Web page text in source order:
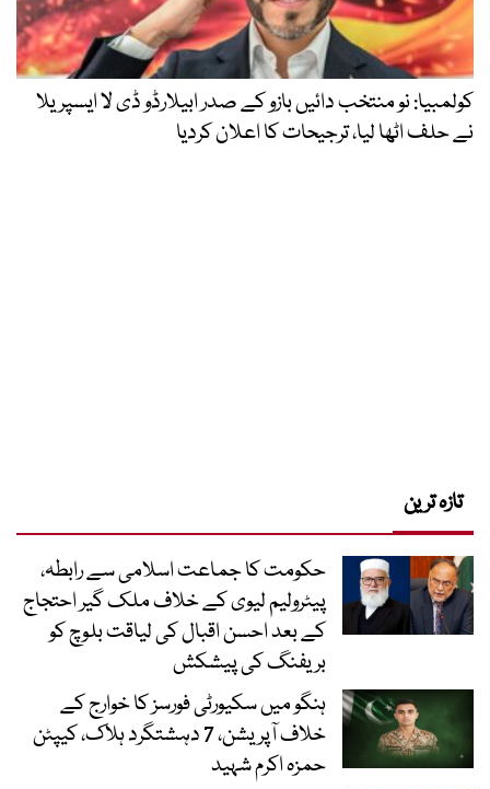
کولمبیا: نو منتخب دائیں بازو کے صدر ابیلارڈو ڈی لا ایسپریلا
نے حلف اٹھا لیا، ترجیحات کا اعلان کردیا
تازہ ترین
حکومت کا جماعت اسلامی سے رابطہ،
پیٹرولیم لیوی کے خلاف ملک گیر احتجاج
کے بعد احسن اقبال کی لیاقت بلوچ کو
بریفنگ کی پیشکش
ہنگو میں سکیورٹی فورسز کا خوارج کے
خلاف آپریشن، 7 دہشتگرد ہلاک، کیپٹن
حمزہ اکرم شہید